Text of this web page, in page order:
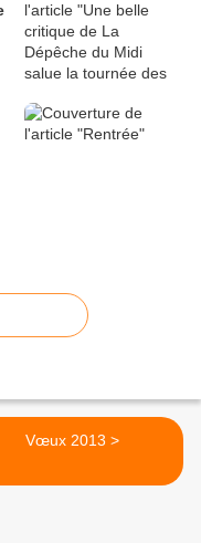
Vœux 2013 >